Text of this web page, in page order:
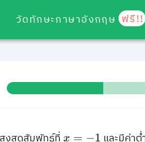
วัดทักษะภาษาอังกฤษ ฟรี!!
งสุดสัมพัทธ์ที่
และมีค่า